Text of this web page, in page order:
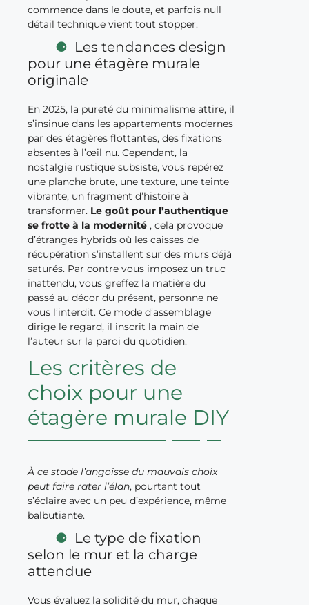
commence dans le doute, et parfois null
détail technique vient tout stopper.
Les tendances design
pour une étagère murale
originale
En 2025, la pureté du minimalisme attire, il
s’insinue dans les appartements modernes
par des étagères flottantes, des fixations
absentes à l’œil nu. Cependant, la
nostalgie rustique subsiste, vous repérez
une planche brute, une texture, une teinte
vibrante, un fragment d’histoire à
transformer. Le goût pour l’authentique
se frotte à la modernité , cela provoque
d’étranges hybrids où les caisses de
récupération s’installent sur des murs déjà
saturés. Par contre vous imposez un truc
inattendu, vous greffez la matière du
passé au décor du présent, personne ne
vous l’interdit. Ce mode d’assemblage
dirige le regard, il inscrit la main de
l’auteur sur la paroi du quotidien.
Les critères de
choix pour une
étagère murale DIY
À ce stade l’angoisse du mauvais choix
peut faire rater l’élan, pourtant tout
s’éclaire avec un peu d’expérience, même
balbutiante.
Le type de fixation
selon le mur et la charge
attendue
Vous évaluez la solidité du mur, chaque